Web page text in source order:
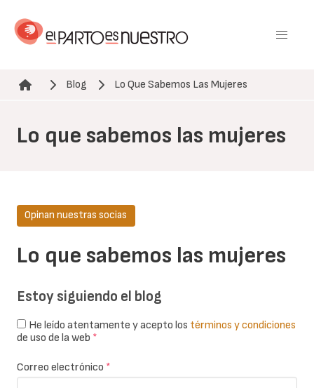
contenido
Ruta de navegación
Blog Lo Que Sabemos Las Mujeres
Lo que sabemos las mujeres
Lo que sabemos las mujeres
Opinan nuestras socias
Estoy siguiendo el blog
He leído atentamente y acepto los términos y condiciones
de uso de la web *
Correo electrónico *